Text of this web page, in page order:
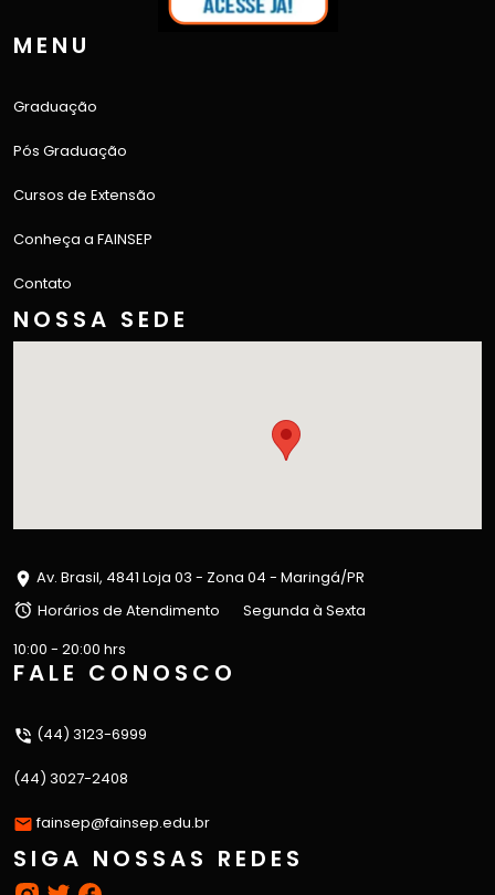
MENU
Graduação
Pós Graduação
Cursos de Extensão
Conheça a FAINSEP
Contato
NOSSA SEDE
Av. Brasil, 4841 Loja 03 - Zona 04 - Maringá/PR
Horários de Atendimento
Segunda à Sexta
10:00 - 20:00 hrs
FALE CONOSCO
(44) 3123-6999
(44) 3027-2408
fainsep@fainsep.edu.br
SIGA NOSSAS REDES